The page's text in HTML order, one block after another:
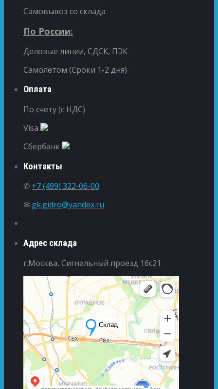
Самовывоз со склада
По России:
Деловые линии, СДСК, ПЭК
Самолетом (Сроки 1-2 дня)
Оплата
По счету (с НДС)
Visa
Сбербанк
Контакты
✆ +7 (499) 322-06-00
✉ gk.gidro@yandex.ru
Адрес склада
г.Москва, Сигнальный проезд 16с21